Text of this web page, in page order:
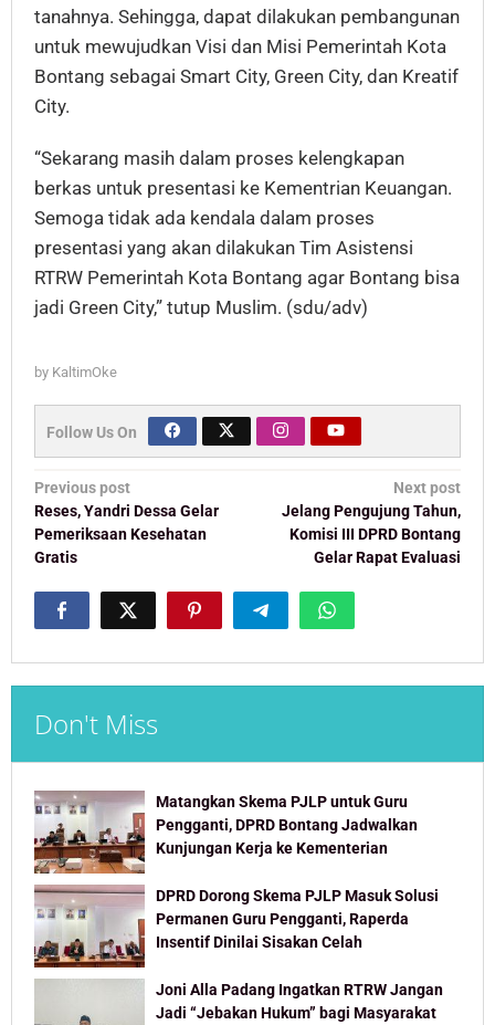
tanahnya. Sehingga, dapat dilakukan pembangunan
untuk mewujudkan Visi dan Misi Pemerintah Kota
Bontang sebagai Smart City, Green City, dan Kreatif
City.
“Sekarang masih dalam proses kelengkapan
berkas untuk presentasi ke Kementrian Keuangan.
Semoga tidak ada kendala dalam proses
presentasi yang akan dilakukan Tim Asistensi
RTRW Pemerintah Kota Bontang agar Bontang bisa
jadi Green City,” tutup Muslim. (sdu/adv)
by KaltimOke
Follow Us On
Post
navigation
Previous post
Reses, Yandri Dessa Gelar
Pemeriksaan Kesehatan
Gratis
Next post
Jelang Pengujung Tahun,
Komisi III DPRD Bontang
Gelar Rapat Evaluasi
Don't Miss
Matangkan Skema PJLP untuk Guru
Pengganti, DPRD Bontang Jadwalkan
Kunjungan Kerja ke Kementerian
DPRD Dorong Skema PJLP Masuk Solusi
Permanen Guru Pengganti, Raperda
Insentif Dinilai Sisakan Celah
Joni Alla Padang Ingatkan RTRW Jangan
Jadi “Jebakan Hukum” bagi Masyarakat